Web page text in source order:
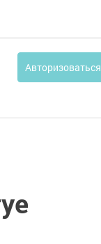
Авторизоваться